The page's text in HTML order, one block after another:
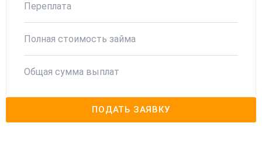
Переплата
Полная стоимость займа
Общая сумма выплат
ПОДАТЬ ЗАЯВКУ